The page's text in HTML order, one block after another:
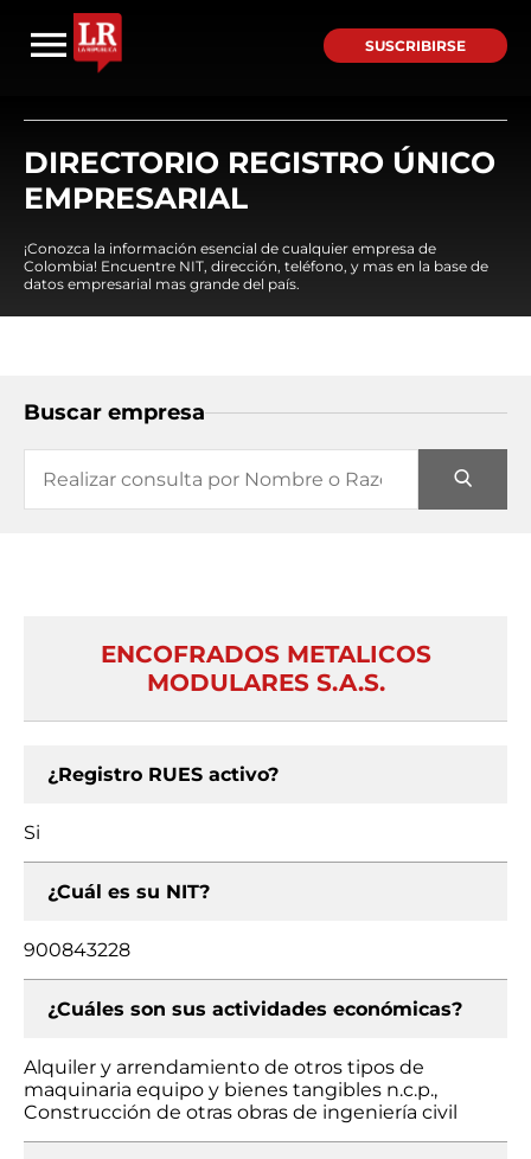
SUSCRIBIRSE
DIRECTORIO REGISTRO ÚNICO
EMPRESARIAL
¡Conozca la información esencial de cualquier empresa de
Colombia! Encuentre NIT, dirección, teléfono, y mas en la base de
datos empresarial mas grande del país.
Buscar empresa
ENCOFRADOS METALICOS
MODULARES S.A.S.
¿Registro RUES activo?
Si
¿Cuál es su NIT?
900843228
¿Cuáles son sus actividades económicas?
Alquiler y arrendamiento de otros tipos de
maquinaria equipo y bienes tangibles n.c.p.,
Construcción de otras obras de ingeniería civil